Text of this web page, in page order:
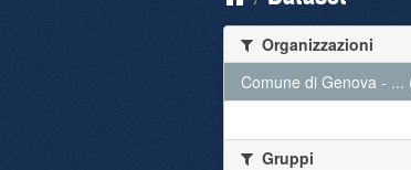
Organizzazioni
Comune di Genova - ...
Gruppi